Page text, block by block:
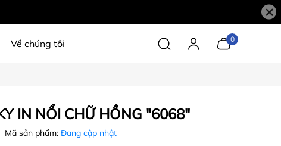
×
Về chúng tôi 0
IN NỔI CHỮ HỒNG "6068"
Mã sản phẩm: Đang cập nhật